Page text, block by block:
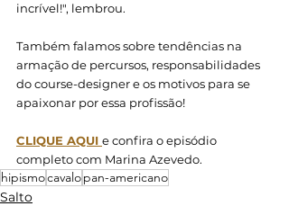
incrível!", lembrou.
Também falamos sobre tendências na
armação de percursos, responsabilidades
do course-designer e os motivos para se
apaixonar por essa profissão!
CLIQUE AQUI e confira o episódio
completo com Marina Azevedo.
hipismocavalopan-americano
Salto